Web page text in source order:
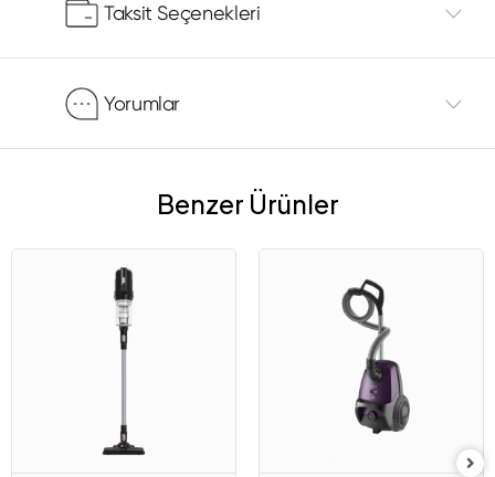
Taksit Seçenekleri
Yorumlar
Benzer Ürünler